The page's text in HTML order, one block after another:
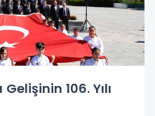
106. Yılı